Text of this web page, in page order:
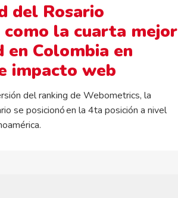
del Rosario
como la cuarta mejor
en Colombia en
impacto web
del ranking de Webometrics, la
se posicionó en la 4ta posición a nivel